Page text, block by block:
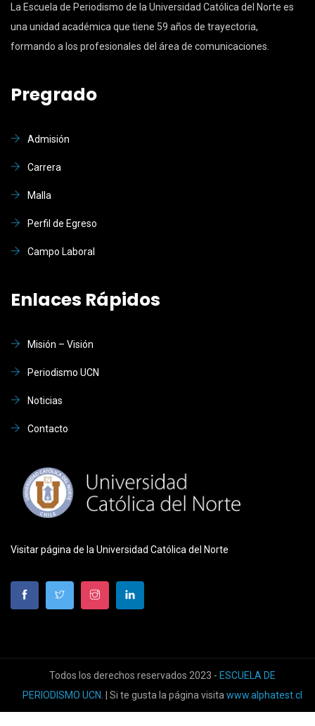
La Escuela de Periodismo de la Universidad Católica del Norte es
una unidad académica que tiene 59 años de trayectoria,
formando a los profesionales del área de comunicaciones.
Pregrado
Admisión
Carrera
Malla
Perfil de Egreso
Campo Laboral
Enlaces Rápidos
Misión – Visión
Periodismo UCN
Noticias
Contacto
Visitar página de la Universidad Católica del Norte
Todos los derechos reservados 2023 - ESCUELA DE
PERIODISMO UCN
. | Si te gusta la página visita www.alphatest.cl